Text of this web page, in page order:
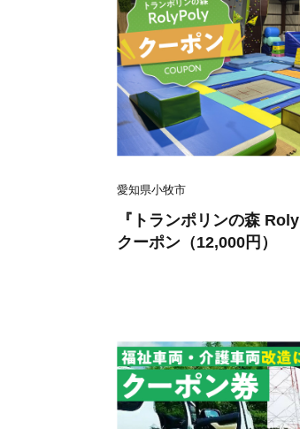
愛知県小牧市
『トランポリンの森
クーポン（12,000円）